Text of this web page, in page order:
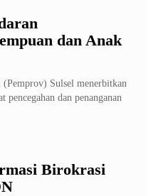
dan Anak
Sulsel menerbitkan
pencegahan dan penanganan
Birokrasi